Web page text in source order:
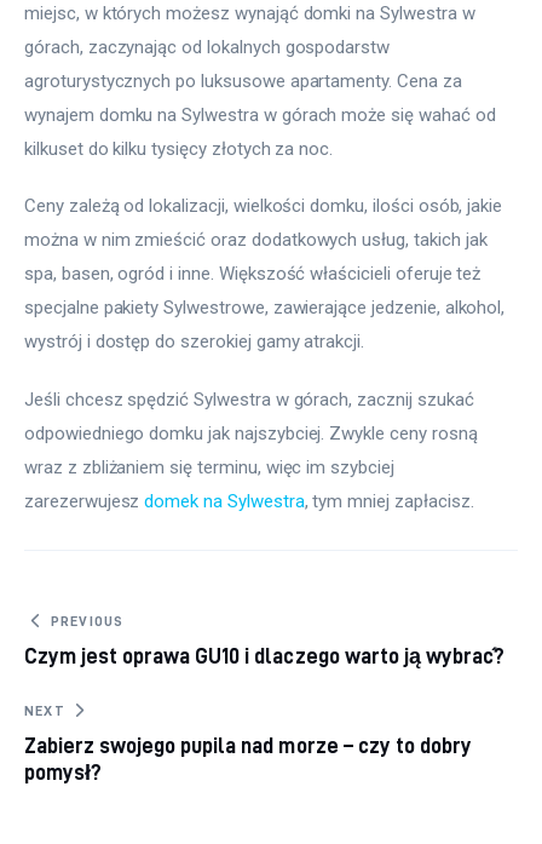
miejsc, w których możesz wynająć domki na Sylwestra w
górach, zaczynając od lokalnych gospodarstw
agroturystycznych po luksusowe apartamenty. Cena za
wynajem domku na Sylwestra w górach może się wahać od
kilkuset do kilku tysięcy złotych za noc.
Ceny zależą od lokalizacji, wielkości domku, ilości osób, jakie
można w nim zmieścić oraz dodatkowych usług, takich jak
spa, basen, ogród i inne. Większość właścicieli oferuje też
specjalne pakiety Sylwestrowe, zawierające jedzenie, alkohol,
wystrój i dostęp do szerokiej gamy atrakcji.
Jeśli chcesz spędzić Sylwestra w górach, zacznij szukać
odpowiedniego domku jak najszybciej. Zwykle ceny rosną
wraz z zbliżaniem się terminu, więc im szybciej
zarezerwujesz domek na Sylwestra, tym mniej zapłacisz.
Nawigacja wpisu
PREVIOUS
Czym jest oprawa GU10 i dlaczego warto ją wybrać?
NEXT
Zabierz swojego pupila nad morze – czy to dobry
pomysł?